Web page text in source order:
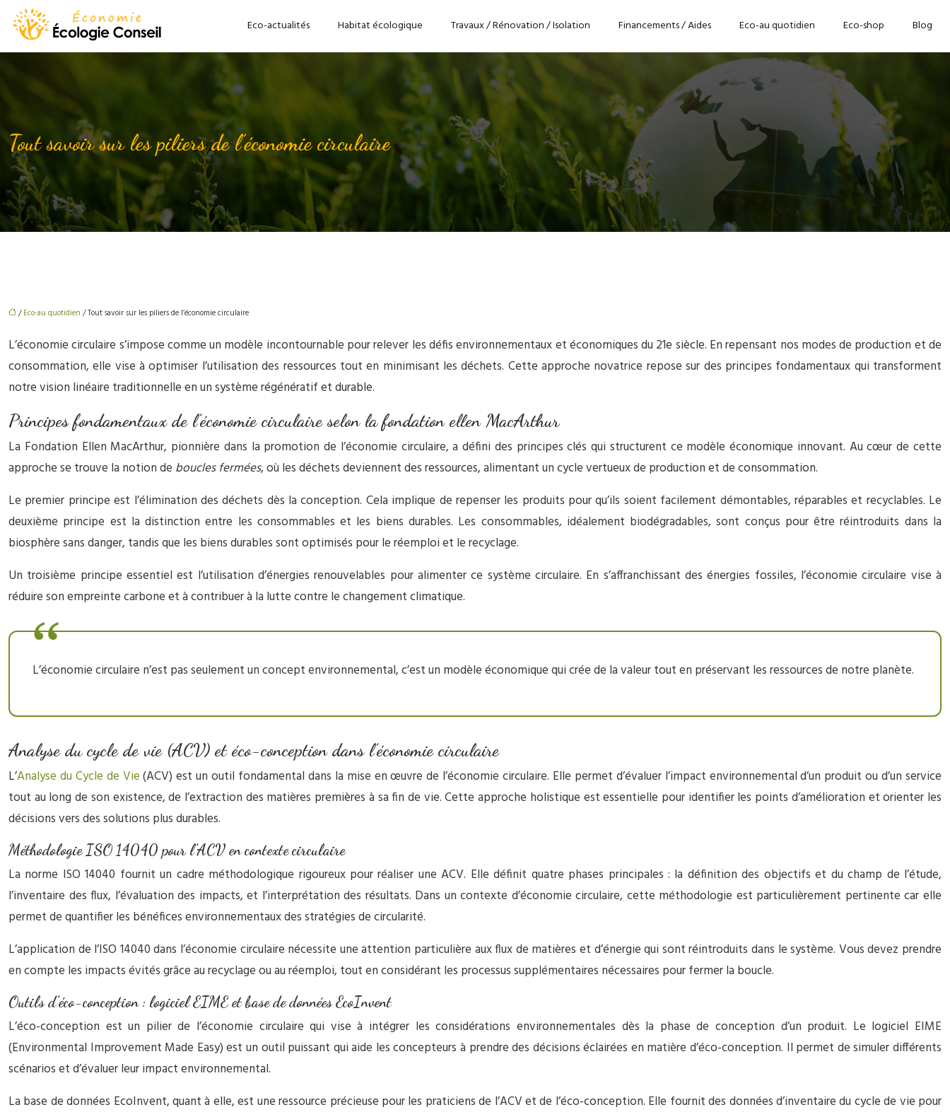
Eco-actualités Habitat écologique Travaux / Rénovation / Isolation Financements / Aides Eco-au quotidien Eco-shop Blog
Tout savoir sur les piliers de l’économie circulaire
/Eco-au quotidien / Tout savoir sur les piliers de l’économie circulaire
L’économie circulaire s’impose comme un modèle incontournable pour relever les défis environnementaux et économiques du 21e siècle. En repensant nos modes de production et de
consommation, elle vise à optimiser l’utilisation des ressources tout en minimisant les déchets. Cette approche novatrice repose sur des principes fondamentaux qui transforment
notre vision linéaire traditionnelle en un système régénératif et durable.
Principes fondamentaux de l’économie circulaire selon la fondation ellen MacArthur
La Fondation Ellen MacArthur, pionnière dans la promotion de l’économie circulaire, a défini des principes clés qui structurent ce modèle économique innovant. Au cœur de cette
approche se trouve la notion de boucles fermées, où les déchets deviennent des ressources, alimentant un cycle vertueux de production et de consommation.
Le premier principe est l’élimination des déchets dès la conception. Cela implique de repenser les produits pour qu’ils soient facilement démontables, réparables et recyclables. Le
deuxième principe est la distinction entre les consommables et les biens durables. Les consommables, idéalement biodégradables, sont conçus pour être réintroduits dans la
biosphère sans danger, tandis que les biens durables sont optimisés pour le réemploi et le recyclage.
Un troisième principe essentiel est l’utilisation d’énergies renouvelables pour alimenter ce système circulaire. En s’affranchissant des énergies fossiles, l’économie circulaire vise à
réduire son empreinte carbone et à contribuer à la lutte contre le changement climatique.
L’économie circulaire n’est pas seulement un concept environnemental, c’est un modèle économique qui crée de la valeur tout en préservant les ressources de notre planète.
Analyse du cycle de vie (ACV) et éco-conception dans l’économie circulaire
L’Analyse du Cycle de Vie(ACV) est un outil fondamental dans la mise en œuvre de l’économie circulaire. Elle permet d’évaluer l’impact environnemental d’un produit ou d’un service
tout au long de son existence, de l’extraction des matières premières à sa fin de vie. Cette approche holistique est essentielle pour identifier les points d’amélioration et orienter les
décisions vers des solutions plus durables.
Méthodologie ISO 14040 pour l’ACV en contexte circulaire
La norme ISO 14040 fournit un cadre méthodologique rigoureux pour réaliser une ACV. Elle définit quatre phases principales : la définition des objectifs et du champ de l’étude,
l’inventaire des flux, l’évaluation des impacts, et l’interprétation des résultats. Dans un contexte d’économie circulaire, cette méthodologie est particulièrement pertinente car elle
permet de quantifier les bénéfices environnementaux des stratégies de circularité.
L’application de l’ISO 14040 dans l’économie circulaire nécessite une attention particulière aux flux de matières et d’énergie qui sont réintroduits dans le système. Vous devez prendre
en compte les impacts évités grâce au recyclage ou au réemploi, tout en considérant les processus supplémentaires nécessaires pour fermer la boucle.
Outils d’éco-conception : logiciel EIME et base de données EcoInvent
L’éco-conception est un pilier de l’économie circulaire qui vise à intégrer les considérations environnementales dès la phase de conception d’un produit. Le logiciel EIME
(Environmental Improvement Made Easy) est un outil puissant qui aide les concepteurs à prendre des décisions éclairées en matière d’éco-conception. Il permet de simuler différents
scénarios et d’évaluer leur impact environnemental.
La base de données EcoInvent, quant à elle, est une ressource précieuse pour les praticiens de l’ACV et de l’éco-conception. Elle fournit des données d’inventaire du cycle de vie pour